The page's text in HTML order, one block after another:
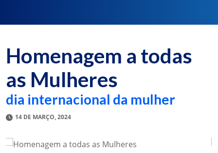
Homenagem a todas
as Mulheres
dia internacional da mulher
14 DE MARÇO, 2024